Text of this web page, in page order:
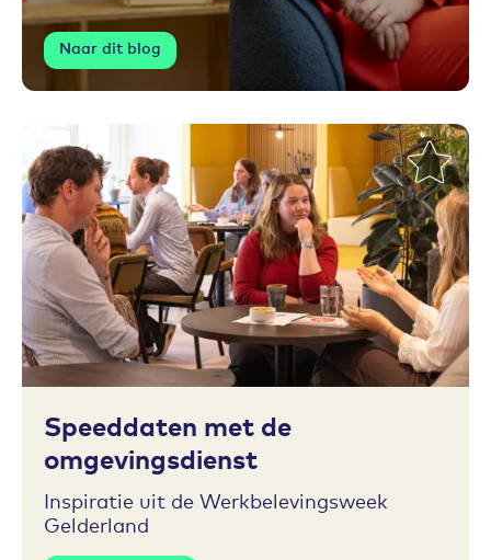
Naar dit blog
Toevoegen aan favorieten
Speeddaten met de
omgevingsdienst
Inspiratie uit de Werkbelevingsweek
Gelderland